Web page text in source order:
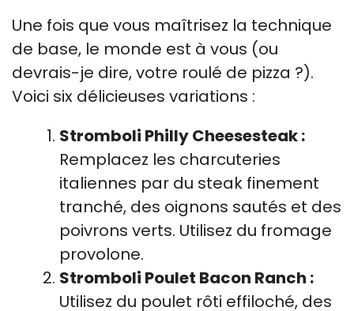
Une fois que vous maîtrisez la technique
de base, le monde est à vous (ou
devrais-je dire, votre roulé de pizza ?).
Voici six délicieuses variations :
Stromboli Philly Cheesesteak :
Remplacez les charcuteries
italiennes par du steak finement
tranché, des oignons sautés et des
poivrons verts. Utilisez du fromage
provolone.
Stromboli Poulet Bacon Ranch :
Utilisez du poulet rôti effiloché, des